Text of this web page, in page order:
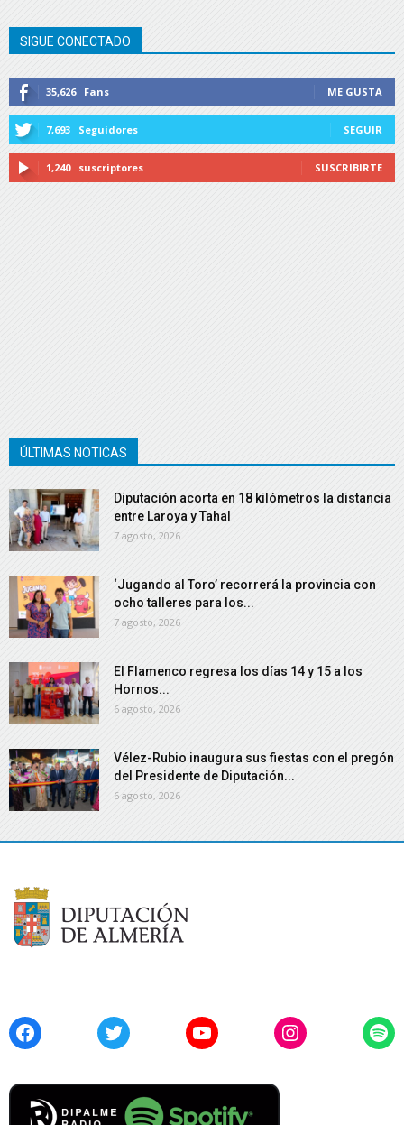
SIGUE CONECTADO
35,626 Fans ME GUSTA
7,693 Seguidores SEGUIR
1,240 suscriptores SUSCRIBIRTE
ÚLTIMAS NOTICAS
Diputación acorta en 18 kilómetros la distancia
entre Laroya y Tahal
7 agosto, 2026
‘Jugando al Toro’ recorrerá la provincia con
ocho talleres para los...
7 agosto, 2026
El Flamenco regresa los días 14 y 15 a los
Hornos...
6 agosto, 2026
Vélez-Rubio inaugura sus fiestas con el pregón
del Presidente de Diputación...
6 agosto, 2026
FacebookTwitter YouTubeInstagram